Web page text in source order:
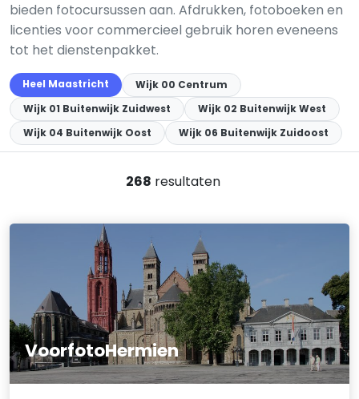
bieden fotocursussen aan. Afdrukken, fotoboeken en
licenties voor commercieel gebruik horen eveneens
tot het dienstenpakket.
Heel Maastricht
Wijk 00 Centrum
Wijk 01 Buitenwijk Zuidwest
Wijk 02 Buitenwijk West
Wijk 04 Buitenwijk Oost
Wijk 06 Buitenwijk Zuidoost
268 resultaten
VoorfotoHermien